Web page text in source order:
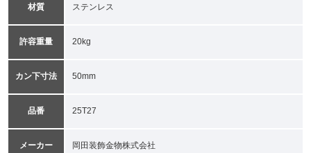
材質 ステンレス
許容重量 20kg
カン下寸法 50mm
品番 25T27
メーカー 岡田装飾金物株式会社